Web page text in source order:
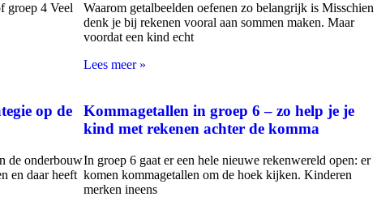
groep 4 Veel
Waarom getalbeelden oefenen zo belangrijk is Misschien
denk je bij rekenen vooral aan sommen maken. Maar
voordat een kind echt
Lees meer »
op de
de onderbouw
en daar heeft
Kommagetallen in groep 6 – zo help je je
kind met rekenen achter de komma
In groep 6 gaat er een hele nieuwe rekenwereld open: er
komen kommagetallen om de hoek kijken. Kinderen
merken ineens